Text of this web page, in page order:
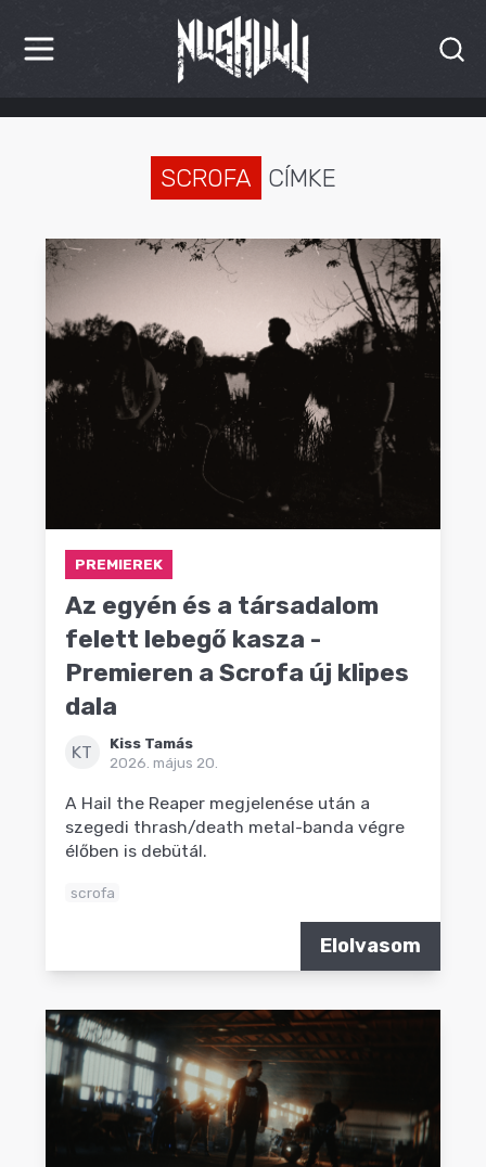
HÍREK
INTERJÚK
PREMIEREK
MÁSVILÁG
SCROFA CÍMKE
PREMIEREK
Az egyén és a társadalom
felett lebegő kasza -
Premieren a Scrofa új klipes
dala
KT
Kiss Tamás
2026. május 20.
A Hail the Reaper megjelenése után a
szegedi thrash/death metal-banda végre
élőben is debütál.
scrofa
Elolvasom